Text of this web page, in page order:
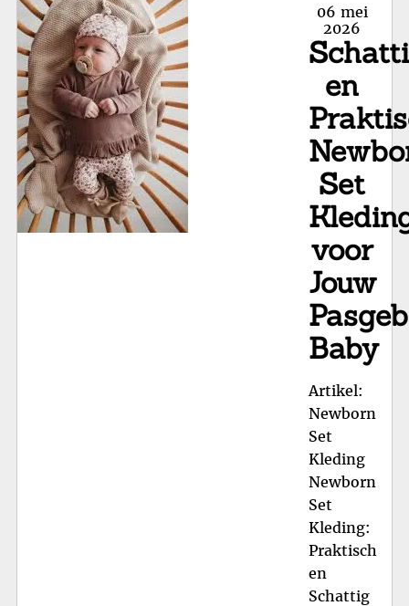
Posted
on
06 mei
2026
en
Set
voor
Jouw
Baby
Artikel:
Newborn
Set
Kleding
Newborn
Set
Kleding:
Praktisch
en
Schattig